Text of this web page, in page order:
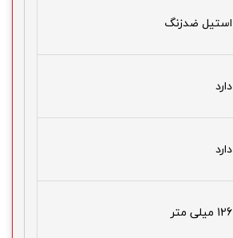
استیل ضدزنگ
دارد
دارد
126 میلی متر